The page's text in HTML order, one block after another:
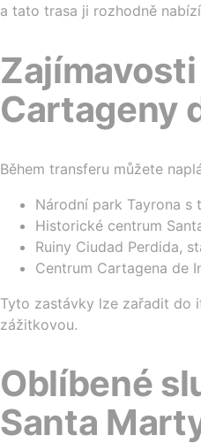
a tato trasa ji rozhodně
Cartageny
Během transferu můžete
Národní park Tayrona
Historické centrum
Ruiny Ciudad Perdida,
Centrum Cartagena de
Tyto zastávky lze zařadit do
zážitkovou.
Oblíbené
Santa